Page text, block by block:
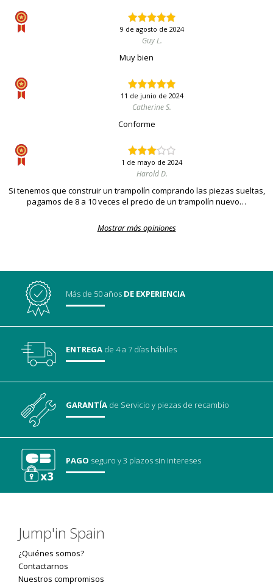
9 de agosto de 2024
Guy L.
Muy bien
11 de junio de 2024
Catherine S.
Conforme
1 de mayo de 2024
Harold D.
Si tenemos que construir un trampolín comprando las piezas sueltas,
pagamos de 8 a 10 veces el precio de un trampolín nuevo…
Mostrar más opiniones
Más de 50 años DE EXPERIENCIA
ENTREGA de 4 a 7 días hábiles
GARANTÍA de Servicioy piezas de recambio
PAGO seguroy 3 plazos sin intereses
Jump'in Spain
¿Quiénes somos?
Contactarnos
Nuestros compromisos